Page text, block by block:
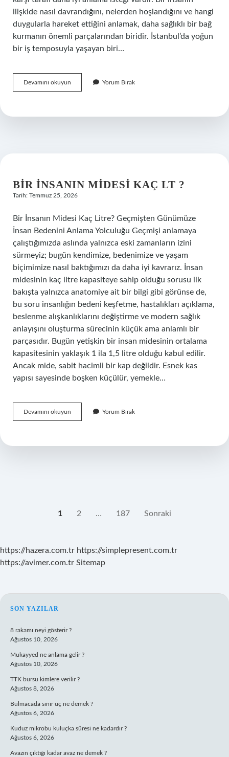
ilişkide nasıl davrandığını, nelerden hoşlandığını ve hangi
duygularla hareket ettiğini anlamak, daha sağlıklı bir bağ
kurmanın önemli parçalarından biridir. İstanbul’da yoğun
bir iş temposuyla yaşayan biri…
Devamını okuyun
burcu
kadına
Yorum Bırak
BIR INSANIN MIDESI KAÇ LT ?
Tarih: Temmuz 25, 2026
Bir İnsanın Midesi Kaç Litre? Geçmişten Günümüze
İnsan Bedenini Anlama Yolculuğu Geçmişi anlamaya
çalıştığımızda aslında yalnızca eski zamanların izini
sürmeyiz; bugün kendimize, bedenimize ve yaşam
biçimimize nasıl baktığımızı da daha iyi kavrarız. İnsan
midesinin kaç litre kapasiteye sahip olduğu sorusu ilk
bakışta yalnızca anatomiye ait bir bilgi gibi görünse de,
bu soru insanlığın bedeni keşfetme, hastalıkları açıklama,
beslenme alışkanlıklarını değiştirme ve modern sağlık
anlayışını oluşturma sürecinin küçük ama anlamlı bir
parçasıdır. Bugün yetişkin bir insan midesinin ortalama
kapasitesinin yaklaşık 1 ila 1,5 litre olduğu kabul edilir.
Ancak mide, sabit hacimli bir kap değildir. Esnek kas
yapısı sayesinde boşken küçülür, yemekle…
Devamını okuyun
insanın
lt
Yorum Bırak
1 2 … 187 Sonraki
https://hazera.com.tr https://simplepresent.com.tr
https://avimer.com.tr Sitemap
SIDEBAR
SON YAZILAR
8 rakamı neyi gösterir ?
Ağustos 10, 2026
Mukayyed ne anlama gelir ?
Ağustos 10, 2026
TTK bursu kimlere verilir ?
Ağustos 8, 2026
Bulmacada sınır uç ne demek ?
Ağustos 6, 2026
Kuduz mikrobu kuluçka süresi ne kadardır ?
Ağustos 6, 2026
Avazın çıktığı kadar avaz ne demek ?